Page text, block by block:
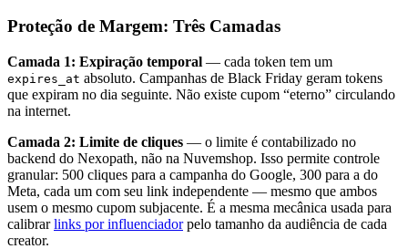
Proteção de Margem: Três Camadas
Camada 1: Expiração temporal — cada token tem um
expires_at absoluto. Campanhas de Black Friday geram tokens
que expiram no dia seguinte. Não existe cupom “eterno” circulando
na internet.
Camada 2: Limite de cliques — o limite é contabilizado no
backend do Nexopath, não na Nuvemshop. Isso permite controle
granular: 500 cliques para a campanha do Google, 300 para a do
Meta, cada um com seu link independente — mesmo que ambos
usem o mesmo cupom subjacente. É a mesma mecânica usada para
calibrarlinks por influenciadorpelo tamanho da audiência de cada
creator.